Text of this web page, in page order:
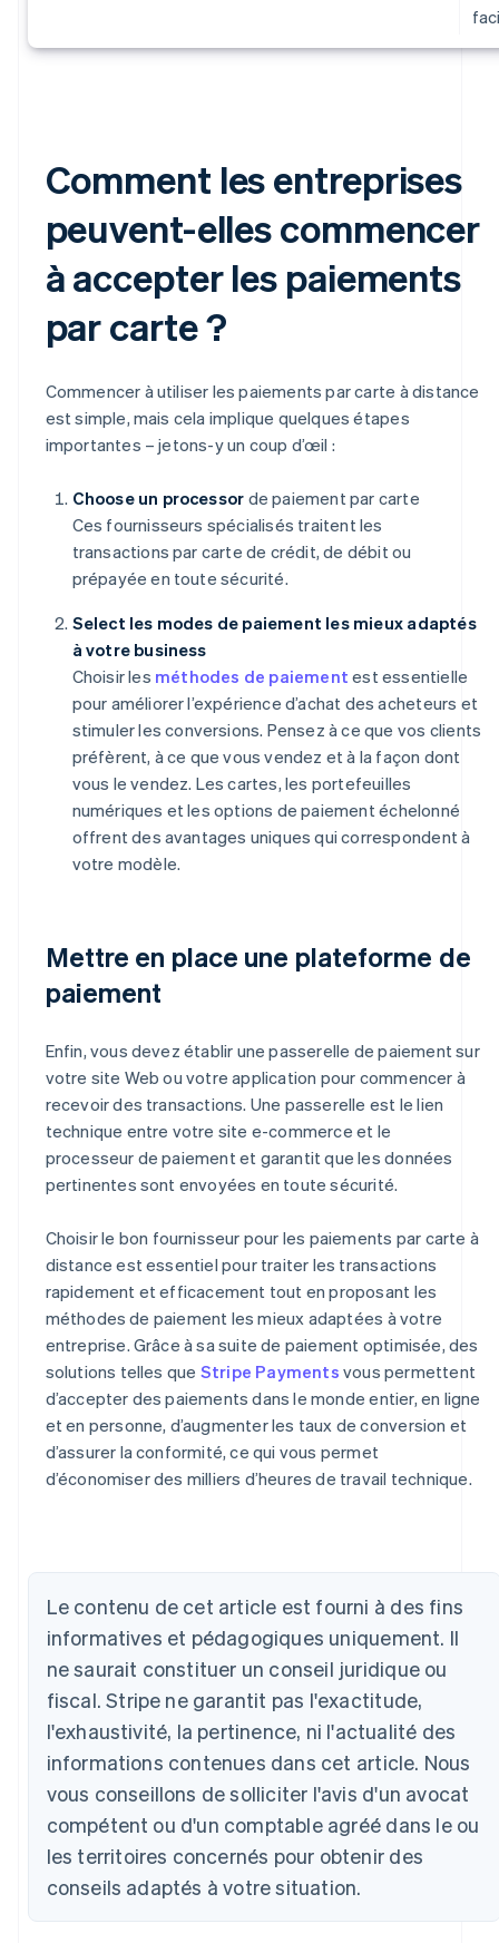
Comment les entreprises
peuvent-elles commencer
à accepter les paiements
par carte ?
Commencer à utiliser les paiements par carte à distance
est simple, mais cela implique quelques étapes
importantes – jetons-y un coup d’œil :
Choose un processor de paiement par carte
Ces fournisseurs spécialisés traitent les
transactions par carte de crédit, de débit ou
prépayée en toute sécurité.
Select les modes de paiement les mieux adaptés
à votre business
Choisir les méthodes de paiement est essentielle
pour améliorer l’expérience d’achat des acheteurs et
stimuler les conversions. Pensez à ce que vos clients
préfèrent, à ce que vous vendez et à la façon dont
vous le vendez. Les cartes, les portefeuilles
numériques et les options de paiement échelonné
offrent des avantages uniques qui correspondent à
votre modèle.
Mettre en place une plateforme de
paiement
Enfin, vous devez établir une passerelle de paiement sur
votre site Web ou votre application pour commencer à
recevoir des transactions. Une passerelle est le lien
technique entre votre site e-commerce et le
processeur de paiement et garantit que les données
pertinentes sont envoyées en toute sécurité.
Choisir le bon fournisseur pour les paiements par carte à
distance est essentiel pour traiter les transactions
rapidement et efficacement tout en proposant les
méthodes de paiement les mieux adaptées à votre
entreprise. Grâce à sa suite de paiement optimisée, des
solutions telles que Stripe Payments vous permettent
d’accepter des paiements dans le monde entier, en ligne
et en personne, d’augmenter les taux de conversion et
d’assurer la conformité, ce qui vous permet
d’économiser des milliers d’heures de travail technique.
Le contenu de cet article est fourni à des fins
informatives et pédagogiques uniquement. Il
ne saurait constituer un conseil juridique ou
fiscal. Stripe ne garantit pas l'exactitude,
l'exhaustivité, la pertinence, ni l'actualité des
informations contenues dans cet article. Nous
vous conseillons de solliciter l'avis d'un avocat
compétent ou d'un comptable agréé dans le ou
les territoires concernés pour obtenir des
conseils adaptés à votre situation.
Allemagne
Australie
English
Autriche
Deutsch English
Belgique
NederlandsFrançaisDeutschEnglish
PortuguêsEnglish
Bulgarie
English
Canada
English Français
Chine continentale
Chypre